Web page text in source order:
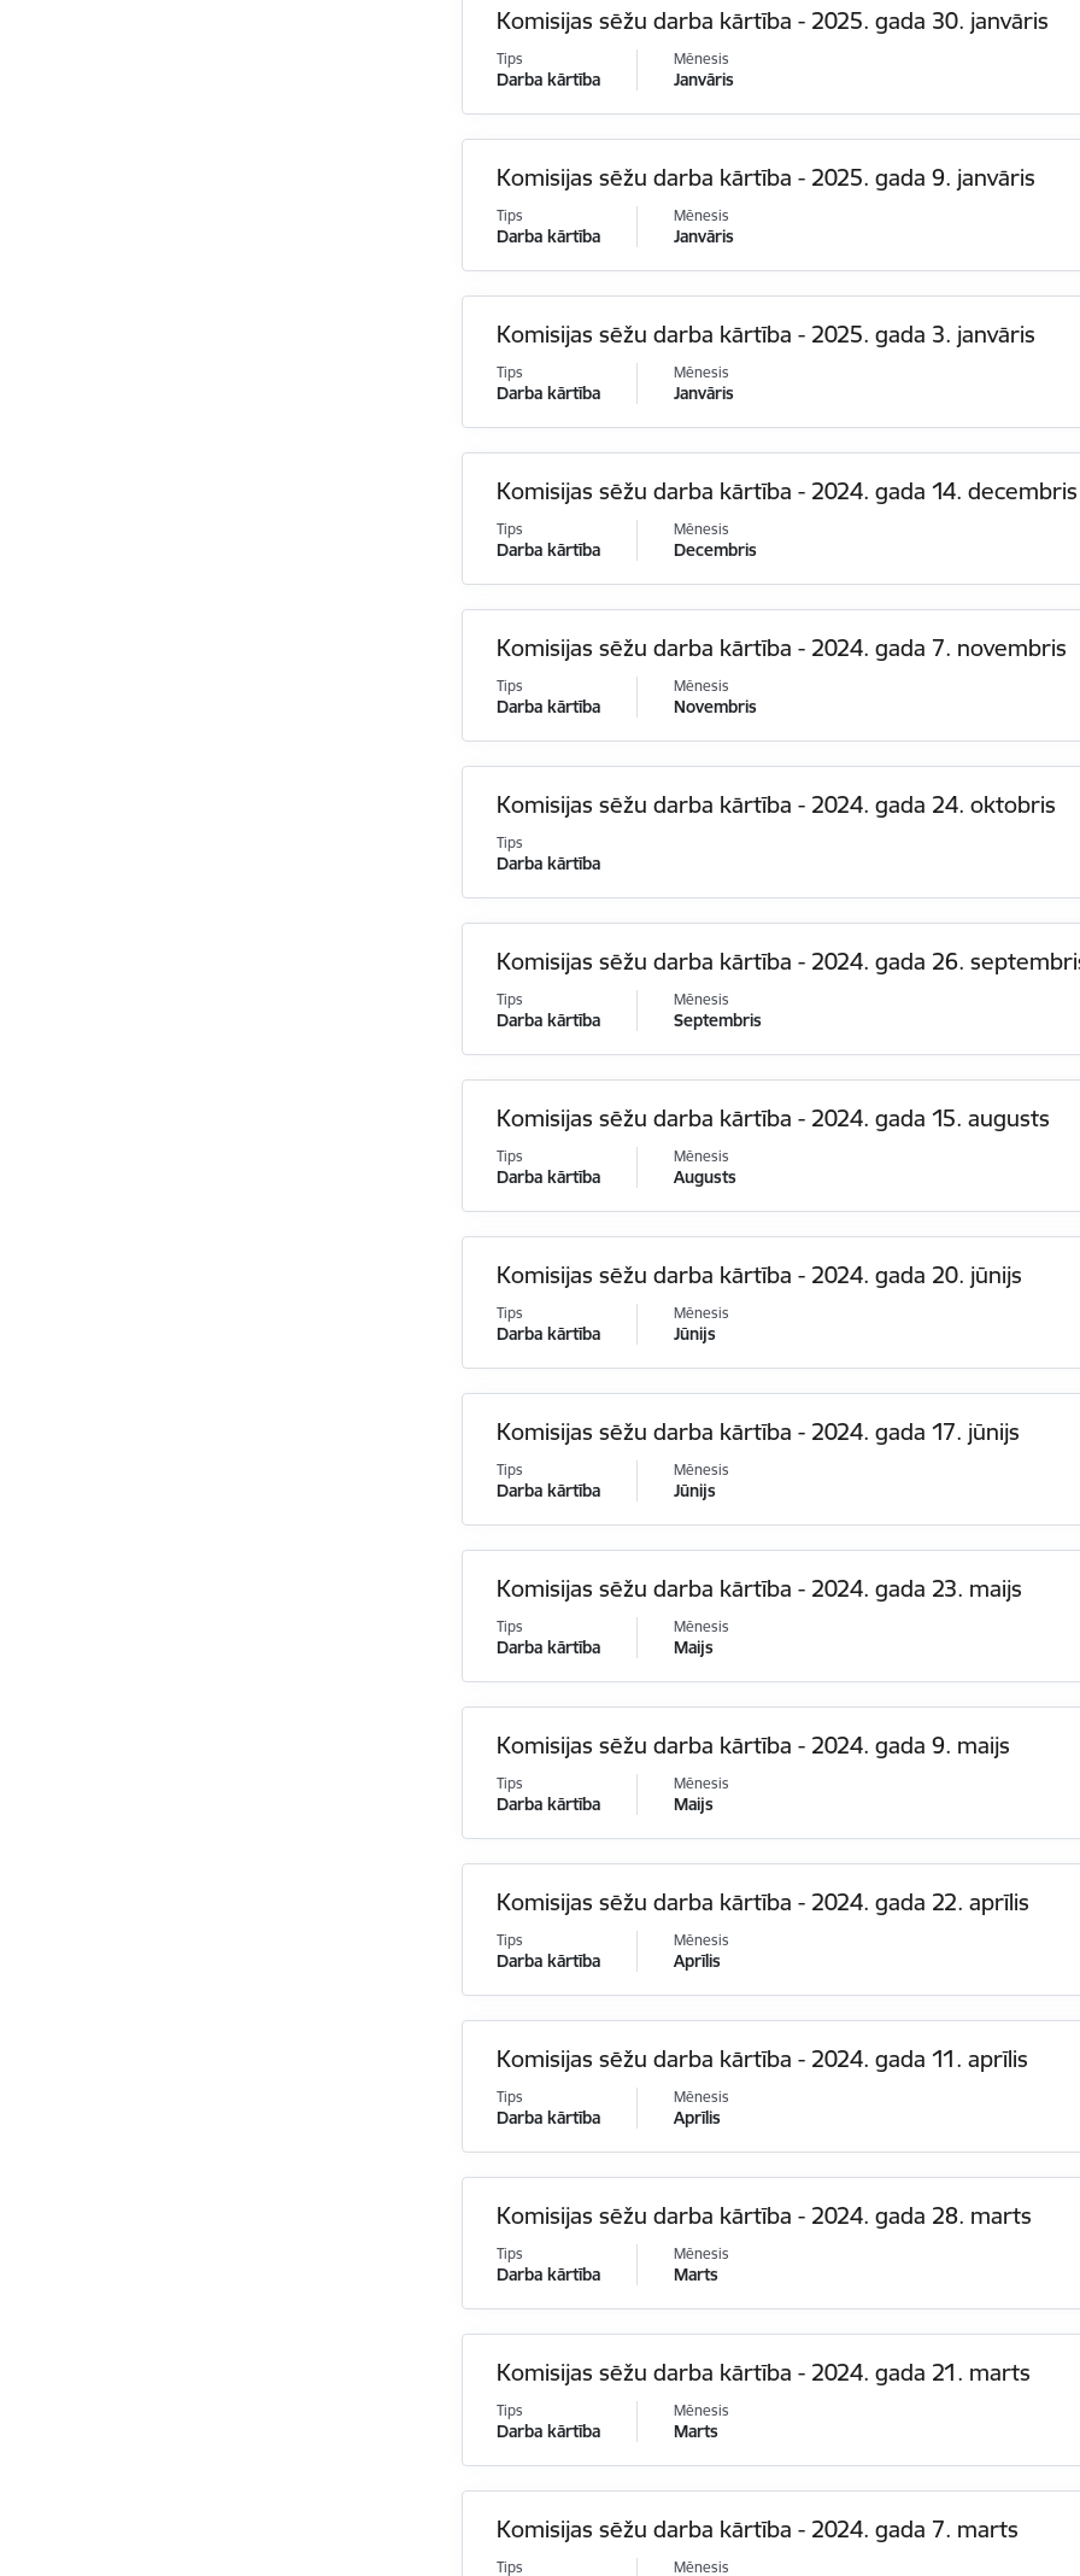
Komisijas sēžu darba kārtība - 2025. gada 30. janvāris
Tips
Darba kārtība
Mēnesis
Janvāris
Komisijas sēžu darba kārtība - 2025. gada 9. janvāris
Tips
Darba kārtība
Mēnesis
Janvāris
Komisijas sēžu darba kārtība - 2025. gada 3. janvāris
Tips
Darba kārtība
Mēnesis
Janvāris
Komisijas sēžu darba kārtība - 2024. gada 14. decembris
Tips
Darba kārtība
Mēnesis
Decembris
Komisijas sēžu darba kārtība - 2024. gada 7. novembris
Tips
Darba kārtība
Mēnesis
Novembris
Komisijas sēžu darba kārtība - 2024. gada 24. oktobris
Tips
Darba kārtība
Komisijas sēžu darba kārtība - 2024. gada 26.
Tips
Darba kārtība
Mēnesis
Septembris
Komisijas sēžu darba kārtība - 2024. gada 15. augusts
Tips
Darba kārtība
Mēnesis
Augusts
Komisijas sēžu darba kārtība - 2024. gada 20. jūnijs
Tips
Darba kārtība
Mēnesis
Jūnijs
Komisijas sēžu darba kārtība - 2024. gada 17. jūnijs
Tips
Darba kārtība
Mēnesis
Jūnijs
Komisijas sēžu darba kārtība - 2024. gada 23. maijs
Tips
Darba kārtība
Mēnesis
Maijs
Komisijas sēžu darba kārtība - 2024. gada 9. maijs
Tips
Darba kārtība
Mēnesis
Maijs
Komisijas sēžu darba kārtība - 2024. gada 22. aprīlis
Tips
Darba kārtība
Mēnesis
Aprīlis
Komisijas sēžu darba kārtība - 2024. gada 11. aprīlis
Tips
Darba kārtība
Mēnesis
Aprīlis
Komisijas sēžu darba kārtība - 2024. gada 28. marts
Tips
Darba kārtība
Mēnesis
Marts
Komisijas sēžu darba kārtība - 2024. gada 21. marts
Tips
Darba kārtība
Mēnesis
Marts
Komisijas sēžu darba kārtība - 2024. gada 7. marts
Tips Mēnesis